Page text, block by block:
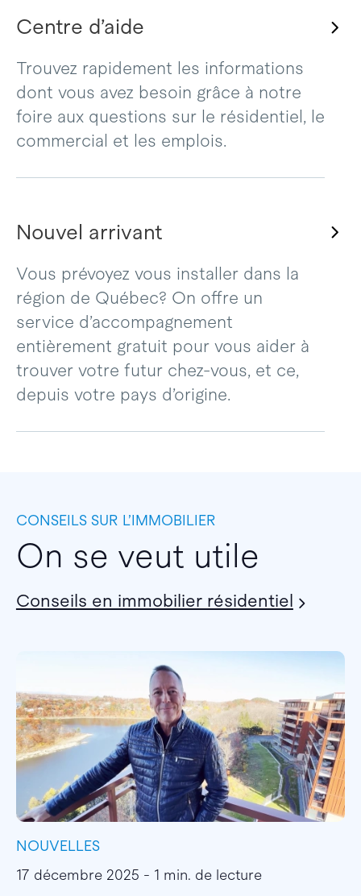
Centre d’aide
Trouvez rapidement les informations
dont vous avez besoin grâce à notre
foire aux questions sur le résidentiel, le
commercial et les emplois.
Nouvel arrivant
Vous prévoyez vous installer dans la
région de Québec? On offre un
service d’accompagnement
entièrement gratuit pour vous aider à
trouver votre futur chez-vous, et ce,
depuis votre pays d’origine.
CONSEILS SUR L’IMMOBILIER
On se veut utile
Conseils en immobilier résidentiel
NOUVELLES
17 décembre 2025 - 1 min. de lecture